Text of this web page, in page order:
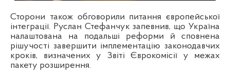
Сторони також обговорили питання європейської
інтеграції. Руслан Стефанчук запевнив, що Україна
налаштована на подальші реформи й сповнена
рішучості завершити імплементацію законодавчих
кроків, визначених у Звіті Єврокомісії у межах
пакету розширення.